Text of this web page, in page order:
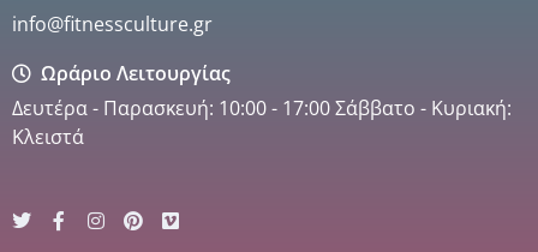
info@fitnessculture.gr
Ωράριο Λειτουργίας
Δευτέρα - Παρασκευή: 10:00 - 17:00 Σάββατο - Κυριακή:
Κλειστά